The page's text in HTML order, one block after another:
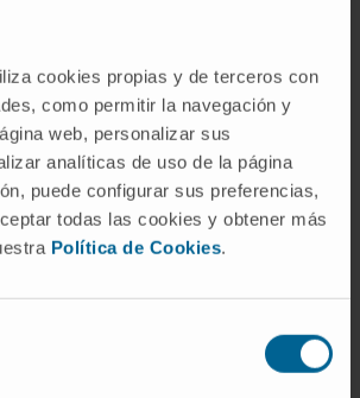
cookies propias y de terceros con
como permitir la navegación y
web, personalizar sus
analíticas de uso de la página
puede configurar sus preferencias,
todas las cookies y obtener más
Política de Cookies.